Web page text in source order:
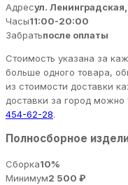
Адресул.
Часы11:00-20:00
Забратьпосле оплаты
Стоимость указана за
больше одного товара,
из стоимости доставки
доставки за город
454-62-28.
Полносборное
Сборка10%
Минимум2 500 ₽